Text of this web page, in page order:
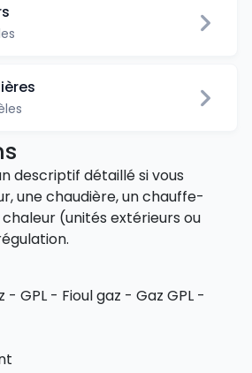
descriptif détaillé si vous
une chaudière, un chauffe-
(unités extérieurs ou
- GPL - Fioul gaz - Gaz GPL -